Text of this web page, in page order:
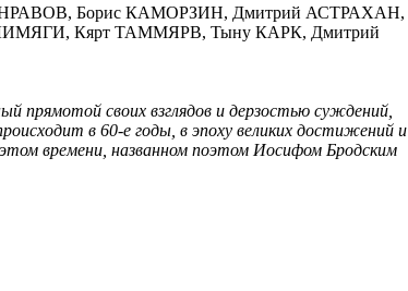
Борис КАМОРЗИН, Дмитрий АСТРАХАН,
Кярт ТАММЯРВ, Тыну КАРК, Дмитрий
прямотой своих взглядов и дерзостью суждений,
в 60-е годы, в эпоху великих достижений и
времени, названном поэтом Иосифом Бродским